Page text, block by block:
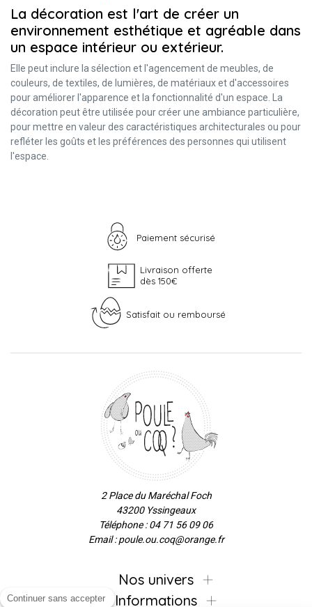
La décoration est l'art de créer un
environnement esthétique et agréable dans
un espace intérieur ou extérieur.
Elle peut inclure la sélection et l'agencement de meubles, de
couleurs, de textiles, de lumières, de matériaux et d'accessoires
pour améliorer l'apparence et la fonctionnalité d'un espace. La
décoration peut être utilisée pour créer une ambiance particulière,
pour mettre en valeur des caractéristiques architecturales ou pour
refléter les goûts et les préférences des personnes qui utilisent
l'espace.
Paiement sécurisé
Livraison offerte
dès 150€
Satisfait ou remboursé
2 Place du Maréchal Foch
43200 Yssingeaux
Téléphone : 04 71 56 09 06
Email : poule.ou.coq@orange.fr
Nos univers
Informations
Continuer sans accepter